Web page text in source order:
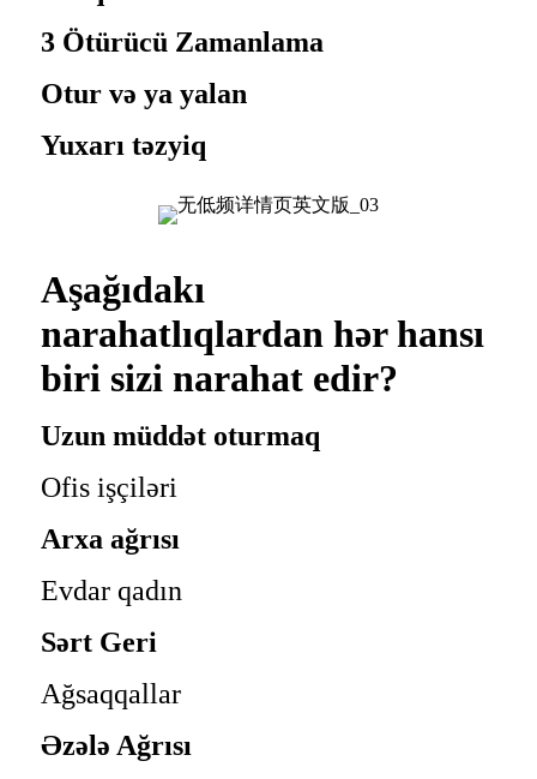
3 Ötürücü Zamanlama
Otur və ya yalan
Yuxarı təzyiq
Aşağıdakı
narahatlıqlardan hər hansı
biri sizi narahat edir?
Uzun müddət oturmaq
Ofis işçiləri
Arxa ağrısı
Evdar qadın
Sərt Geri
Ağsaqqallar
Əzələ Ağrısı